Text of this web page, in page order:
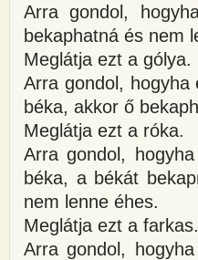
Arra gondol,
bekaphatná és nem
Meglátja ezt a gólya.
Arra gondol, hogyha
béka, akkor ő
Meglátja ezt a róka.
Arra gondol,
béka, a békát
nem lenne éhes.
Meglátja ezt a farkas.
Arra gondol,